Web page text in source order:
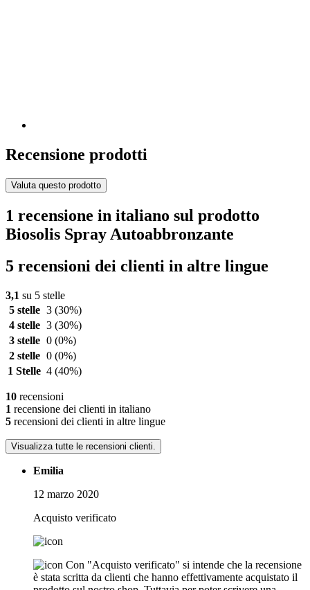
Recensione prodotti
Valuta questo prodotto
1 recensione in italiano sul prodotto
Biosolis Spray Autoabbronzante
5 recensioni dei clienti in altre lingue
3,1 su 5 stelle
5 stelle 3 (30%)
4 stelle 3 (30%)
3 stelle 0 (0%)
2 stelle 0 (0%)
1 Stelle 4 (40%)
10 recensioni
1 recensione dei clienti in italiano
5 recensioni dei clienti in altre lingue
Visualizza tutte le recensioni clienti.
Emilia
12 marzo 2020
Acquisto verificato
Con "Acquisto verificato" si intende che la recensione
è stata scritta da clienti che hanno effettivamente acquistato il